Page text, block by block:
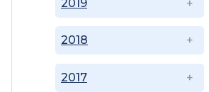
2017
2018
2019